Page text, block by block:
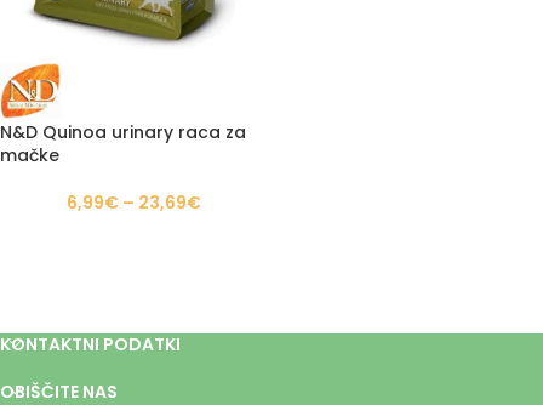
N&D Quinoa urinary raca za
mačke
6,99€ – 23,69€
KONTAKTNI PODATKI
OBIŠČITE NAS